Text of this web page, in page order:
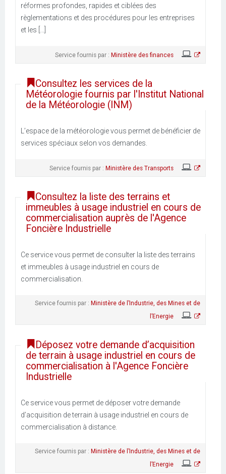
réformes profondes, rapides et ciblées des
règlementations et des procédures pour les entreprises
et les [...]
Service fournis par : Ministère des finances
Consultez les services de la
Météorologie fournis par l'Institut National
de la Météorologie (INM)
L’espace de la météorologie vous permet de bénéficier de
services spéciaux selon vos demandes.
Service fournis par : Ministère des Transports
Consultez la liste des terrains et
immeubles à usage industriel en cours de
commercialisation auprès de l'Agence
Foncière Industrielle
Ce service vous permet de consulter la liste des terrains
et immeubles à usage industriel en cours de
commercialisation.
Service fournis par : Ministère de l’Industrie, des Mines et de
l’Energie
Déposez votre demande d’acquisition
de terrain à usage industriel en cours de
commercialisation à l'Agence Foncière
Industrielle
Ce service vous permet de déposer votre demande
d’acquisition de terrain à usage industriel en cours de
commercialisation à distance.
Service fournis par : Ministère de l’Industrie, des Mines et de
l’Energie